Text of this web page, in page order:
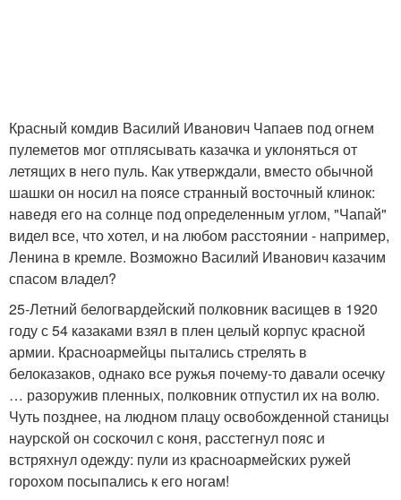
Красный комдив Василий Иванович Чапаев под огнем
пулеметов мог отплясывать казачка и уклоняться от
летящих в него пуль. Как утверждали, вместо обычной
шашки он носил на поясе странный восточный клинок:
наведя его на солнце под определенным углом, "Чапай"
видел все, что хотел, и на любом расстоянии - например,
Ленина в кремле. Возможно Василий Иванович казачим
спасом владел?
25-Летний белогвардейский полковник васищев в 1920
году с 54 казаками взял в плен целый корпус красной
армии. Красноармейцы пытались стрелять в
белоказаков, однако все ружья почему-то давали осечку
… разоружив пленных, полковник отпустил их на волю.
Чуть позднее, на людном плацу освобожденной станицы
наурской он соскочил с коня, расстегнул пояс и
встряхнул одежду: пули из красноармейских ружей
горохом посыпались к его ногам!